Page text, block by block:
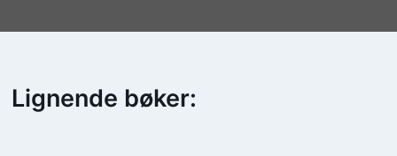
Lignende bøker: